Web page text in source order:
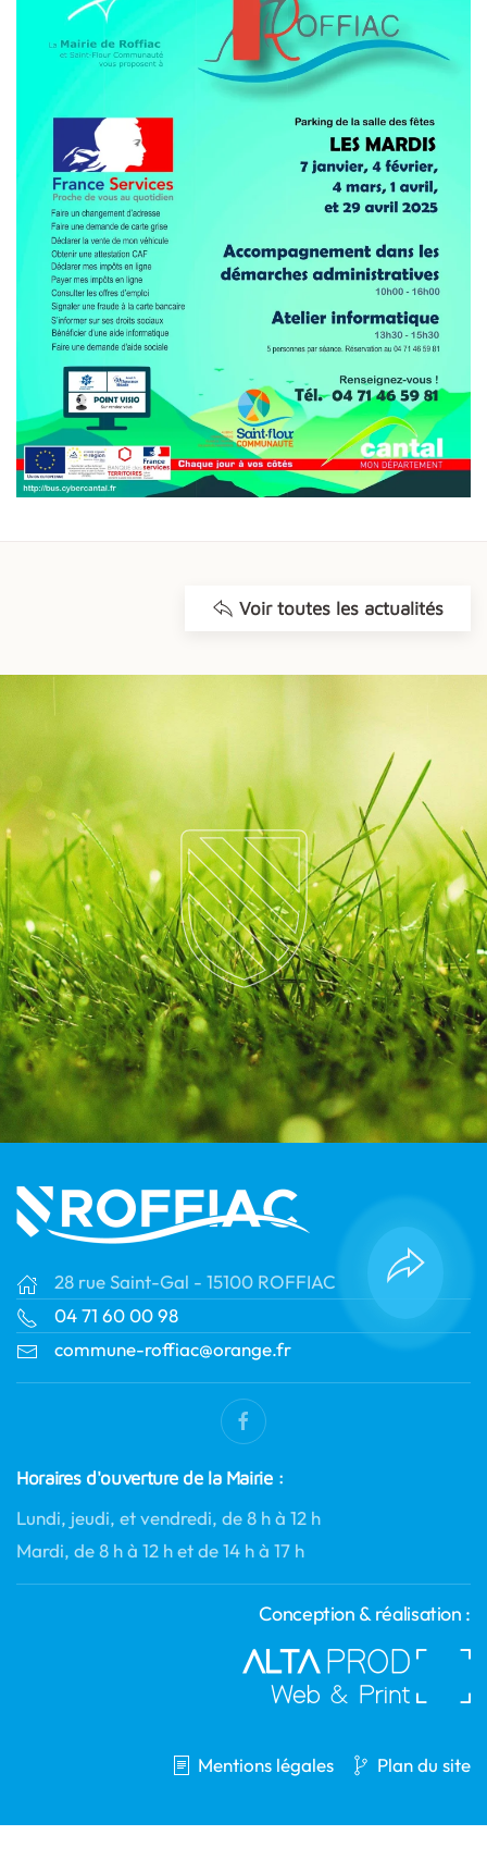
Voir toutes les actualités
28 rue Saint-Gal - 15100 ROFFIAC
04 71 60 00 98
commune-roffiac@orange.fr
Horaires d'ouverture de la Mairie :
Lundi, jeudi, et vendredi, de 8 h à 12 h
Mardi, de 8 h à 12 h et de 14 h à 17 h
Conception & réalisation :
Mentions légales Plan du site